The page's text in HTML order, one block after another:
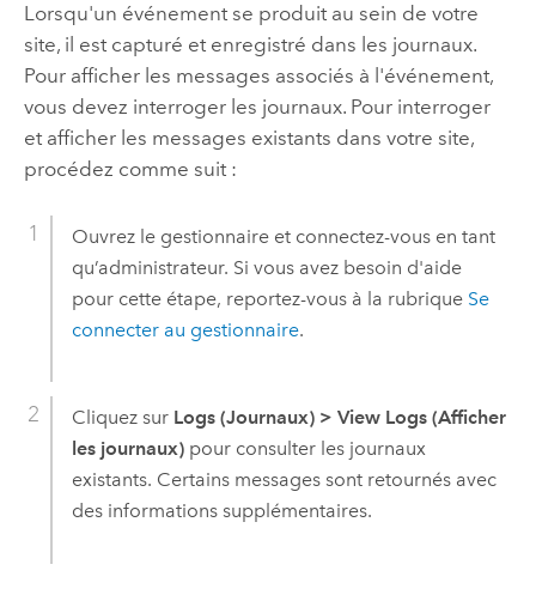
Lorsqu'un événement se produit au sein de votre
site, il est capturé et enregistré dans les journaux.
Pour afficher les messages associés à l'événement,
vous devez interroger les journaux. Pour interroger
et afficher les messages existants dans votre site,
procédez comme suit :
Ouvrez le gestionnaire et connectez-vous en tant
qu’administrateur. Si vous avez besoin d'aide
pour cette étape, reportez-vous à la rubrique Se
connecter au gestionnaire.
Cliquez sur Logs (Journaux) > View Logs (Afficher
les journaux)pour consulter les journaux
existants. Certains messages sont retournés avec
des informations supplémentaires.